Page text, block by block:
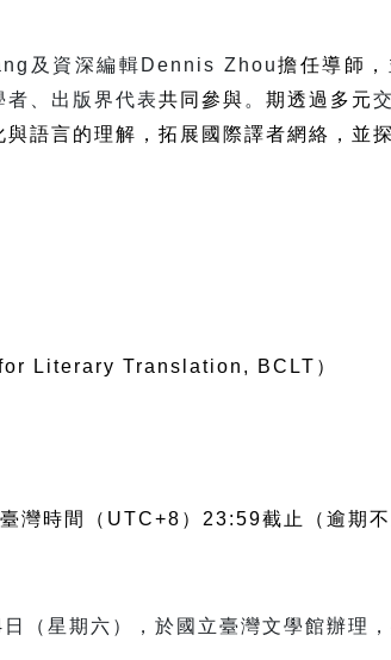
及資深編輯 Dennis Zhou擔任導師，
者、出版界代表共同參與 。 期透過多元
語言的理解，拓展國際譯者網絡，並
Literary Translation, BCLT ）
灣時間（ UTC+8 ） 23:59截止（逾期不
日（星期六），於國立臺灣文學館辦理